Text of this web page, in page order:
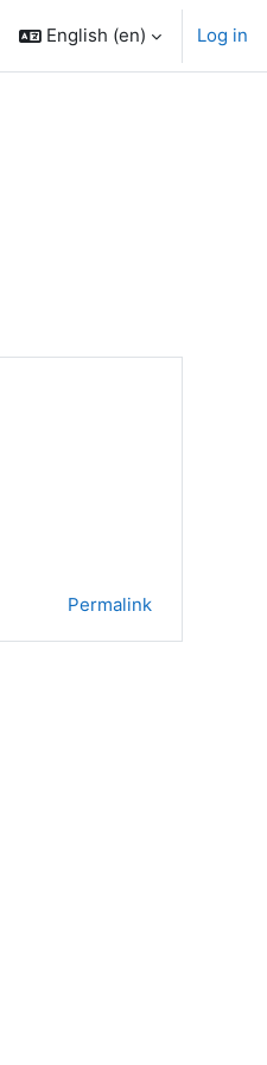
English ‎(en)‎ Log in
Permalink